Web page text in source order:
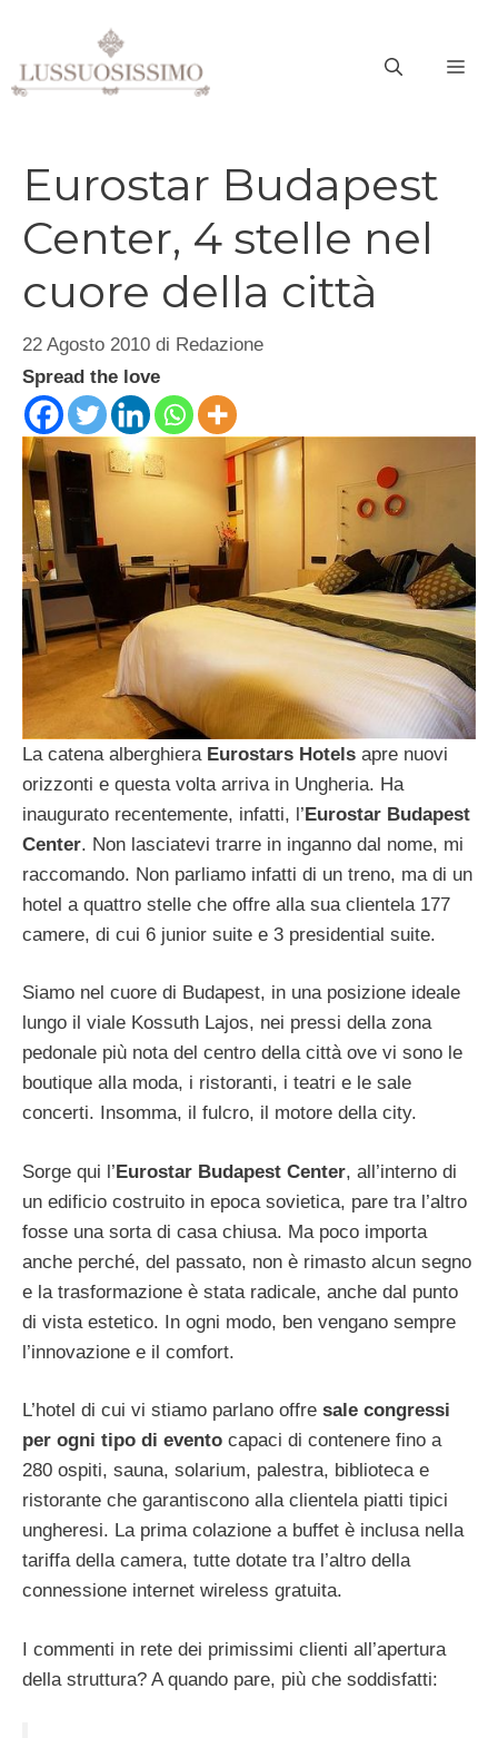
contenuto
Eurostar Budapest
Center, 4 stelle nel
cuore della città
22 Agosto 2010 di Redazione
Spread the love
La catena alberghiera Eurostars Hotels apre nuovi
orizzonti e questa volta arriva in Ungheria. Ha
inaugurato recentemente, infatti, l’Eurostar Budapest
Center. Non lasciatevi trarre in inganno dal nome, mi
raccomando. Non parliamo infatti di un treno, ma di un
hotel a quattro stelle che offre alla sua clientela 177
camere, di cui 6 junior suite e 3 presidential suite.
Siamo nel cuore di Budapest, in una posizione ideale
lungo il viale Kossuth Lajos, nei pressi della zona
pedonale più nota del centro della città ove vi sono le
boutique alla moda, i ristoranti, i teatri e le sale
concerti. Insomma, il fulcro, il motore della city.
Sorge qui l’Eurostar Budapest Center, all’interno di
un edificio costruito in epoca sovietica, pare tra l’altro
fosse una sorta di casa chiusa. Ma poco importa
anche perché, del passato, non è rimasto alcun segno
e la trasformazione è stata radicale, anche dal punto
di vista estetico. In ogni modo, ben vengano sempre
l’innovazione e il comfort.
L’hotel di cui vi stiamo parlano offre sale congressi
per ogni tipo di evento capaci di contenere fino a
280 ospiti, sauna, solarium, palestra, biblioteca e
ristorante che garantiscono alla clientela piatti tipici
ungheresi. La prima colazione a buffet è inclusa nella
tariffa della camera, tutte dotate tra l’altro della
connessione internet wireless gratuita.
I commenti in rete dei primissimi clienti all’apertura
della struttura? A quando pare, più che soddisfatti: